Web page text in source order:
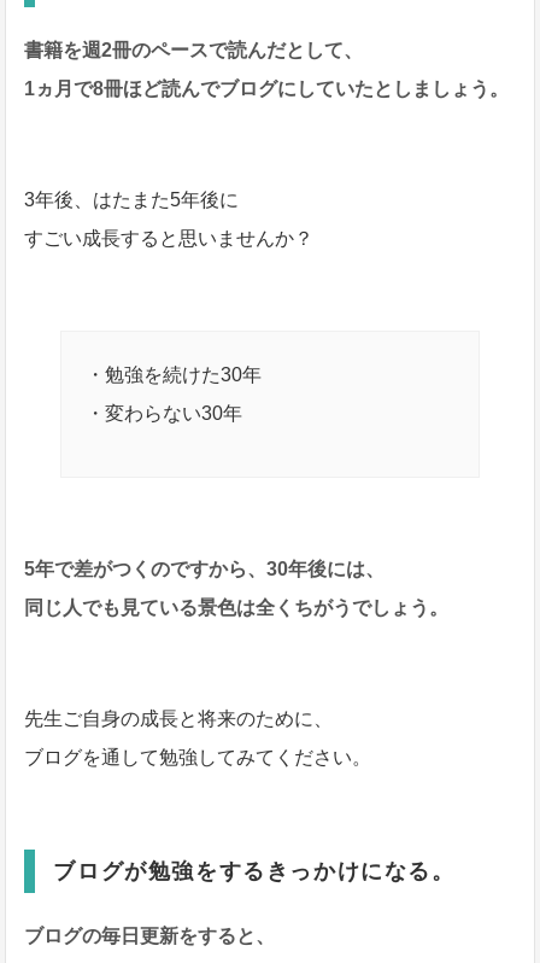
書籍を週2冊のペースで読んだとして、
1ヵ月で8冊ほど読んでブログにしていたとしましょう。
3年後、はたまた5年後に
すごい成長すると思いませんか？
・勉強を続けた30年
・変わらない30年
5年で差がつくのですから、30年後には、
同じ人でも見ている景色は全くちがうでしょう。
先生ご自身の成長と将来のために、
ブログを通して勉強してみてください。
ブログが勉強をするきっかけになる。
ブログの毎日更新をすると、